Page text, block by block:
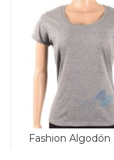
Fashion Algodón